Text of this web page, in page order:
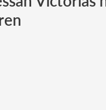
Norska kungahuset